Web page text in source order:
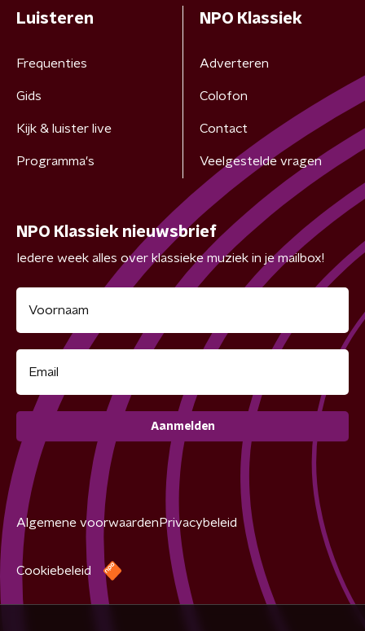
Luisteren
Frequenties
Gids
Kijk & luister live
Programma's
NPO Klassiek
Adverteren
Colofon
Contact
Veelgestelde vragen
NPO Klassiek nieuwsbrief
Iedere week alles over klassieke muziek in je mailbox!
Aanmelden
Algemene voorwaarden Privacybeleid
Cookiebeleid